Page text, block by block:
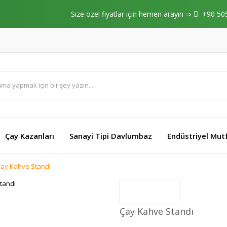
Size özel fiyatlar için hemen arayın ⇒ +90
Çay Kazanları Sanayi Tipi Davlumbaz Endüstriyel
Kahve Standı
Çay Kahve Standı